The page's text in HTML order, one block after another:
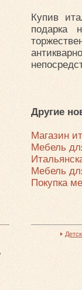
Купив
подарка
Другие
Магазин
Мебель
Мебель
Покупка